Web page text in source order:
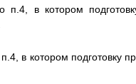
п.4, в котором
в котором подготовку